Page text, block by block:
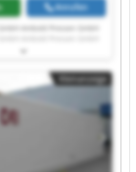
Anrufen
Ambold Pressen GmbH
Ambold Pressen GmbH
Ambold Pressen GmbH
Ambold Pressen GmbH
Ambold Pressen GmbH
Ambold Pressen GmbH
Ambold Pressen GmbH
Kleinanzeige